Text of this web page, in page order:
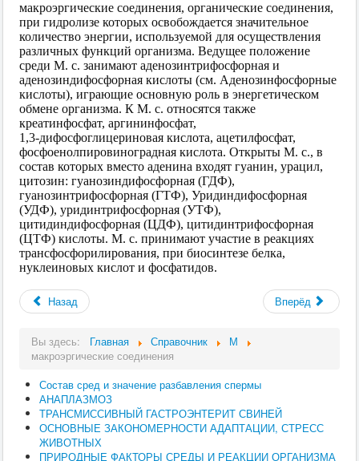
макроэргические соединения, органические соединения,
при гидролизе которых освобождается значительное
количество энергии, используемой для осуществления
различных функций организма. Ведущее положение
среди М. с. занимают аденозинтрифосфорная и
аденозиндифосфорная кислоты (см. Аденозинфосфорные
кислоты), играющие основную роль в энергетическом
обмене организма. К М. с. относятся также
креатинфосфат, аргининфосфат,
1,3‑дифосфоглицериновая кислота, ацетилфосфат,
фосфоенолпировиноградная кислота. Открыты М. с., в
состав которых вместо аденина входят гуанин, урацил,
цитозин: гуанозиндифосфорная (ГДФ),
гуанозинтрифосфорная (ГТФ), Уридиндифосфорная
(УДФ), уридинтрифосфорная (УТФ),
цитидиндифосфорная (ЦДФ), цитидинтрифосфорная
(ЦТФ) кислоты. М. с. принимают участие в реакциях
трансфосфорилирования, при биосинтезе белка,
нуклеиновых кислот и фосфатидов.
Назад Вперёд
Вы здесь: Главная Справочник
М
макроэргические соединения
Состав сред и значение разбавления спермы
АНАПЛАЗМОЗ
ТРАНСМИССИВНЫЙ ГАСТРОЭНТЕРИТ СВИНЕЙ
ОСНОВНЫЕ ЗАКОНОМЕРНОСТИ АДАПТАЦИИ, СТРЕСС
ЖИВОТНЫХ
ПРИРОДНЫЕ ФАКТОРЫ СРЕДЫ И РЕАКЦИИ ОРГАНИЗМА